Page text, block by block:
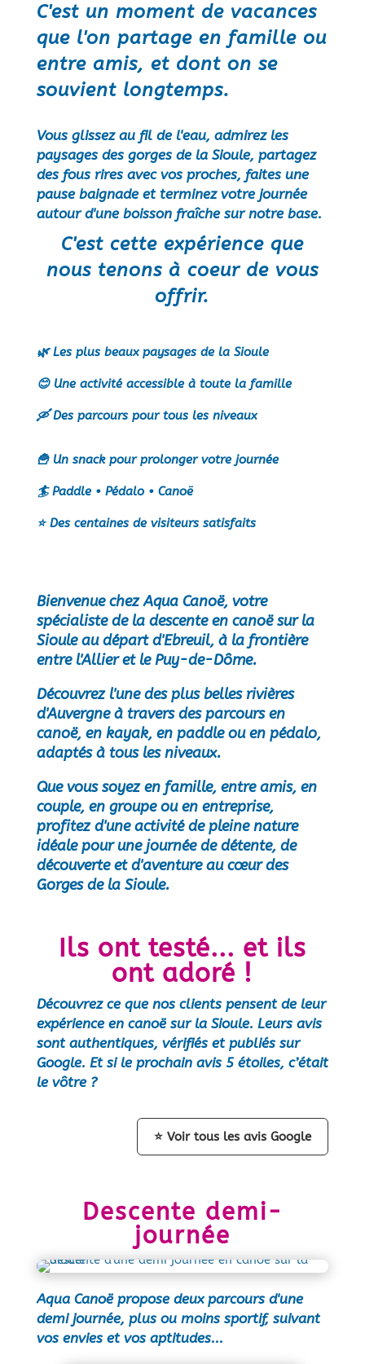
C'est un moment de vacances
que l'on partage en famille ou
entre amis, et dont on se
souvient longtemps.
Vous glissez au fil de l'eau, admirez les
paysages des gorges de la Sioule, partagez
des fous rires avec vos proches, faites une
pause baignade et terminez votre journée
autour d'une boisson fraîche sur notre base.
C'est cette expérience que
nous tenons à coeur de vous
offrir.
🌿 Les plus beaux paysages de la Sioule
😊 Une activité accessible à toute la famille
🛶 Des parcours pour tous les niveaux
🍟 Un snack pour prolonger votre journée
🏄 Paddle • Pédalo • Canoë
⭐ Des centaines de visiteurs satisfaits
Bienvenue chez Aqua Canoë, votre
spécialiste de la descente en canoë sur la
Sioule au départ d'Ebreuil, à la frontière
entre l'Allier et le Puy-de-Dôme.
Découvrez l'une des plus belles rivières
d'Auvergne à travers des parcours en
canoë, en kayak, en paddle ou en pédalo,
adaptés à tous les niveaux.
Que vous soyez en famille, entre amis, en
couple, en groupe ou en entreprise,
profitez d'une activité de pleine nature
idéale pour une journée de détente, de
découverte et d'aventure au cœur des
Gorges de la Sioule.
Ils ont testé... et ils
ont adoré !
Découvrez ce que nos clients pensent de leur
expérience en canoë sur la Sioule. Leurs avis
sont authentiques, vérifiés et publiés sur
Google. Et si le prochain avis 5 étoiles, c’était
le vôtre ?
⭐ Voir tous les avis Google
Descente demi-
journée
Aqua Canoë propose deux parcours d'une
demi journée, plus ou moins sportif, suivant
vos envies et vos aptitudes...